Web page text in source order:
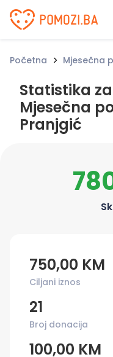
Udruženje
Početna Mjesečna
Statistika
Mjesečna
Pranjgić
750,00 KM
Ciljani iznos
21
Broj donacija
100,00 KM